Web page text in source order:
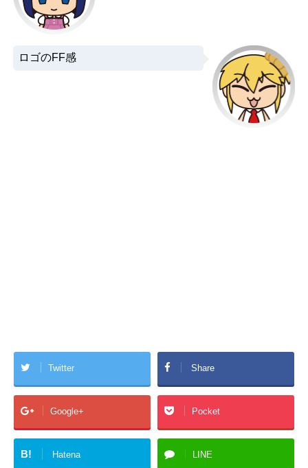
ロゴのFF感
Twitter Share
Google+ Pocket
B! Hatena LINE